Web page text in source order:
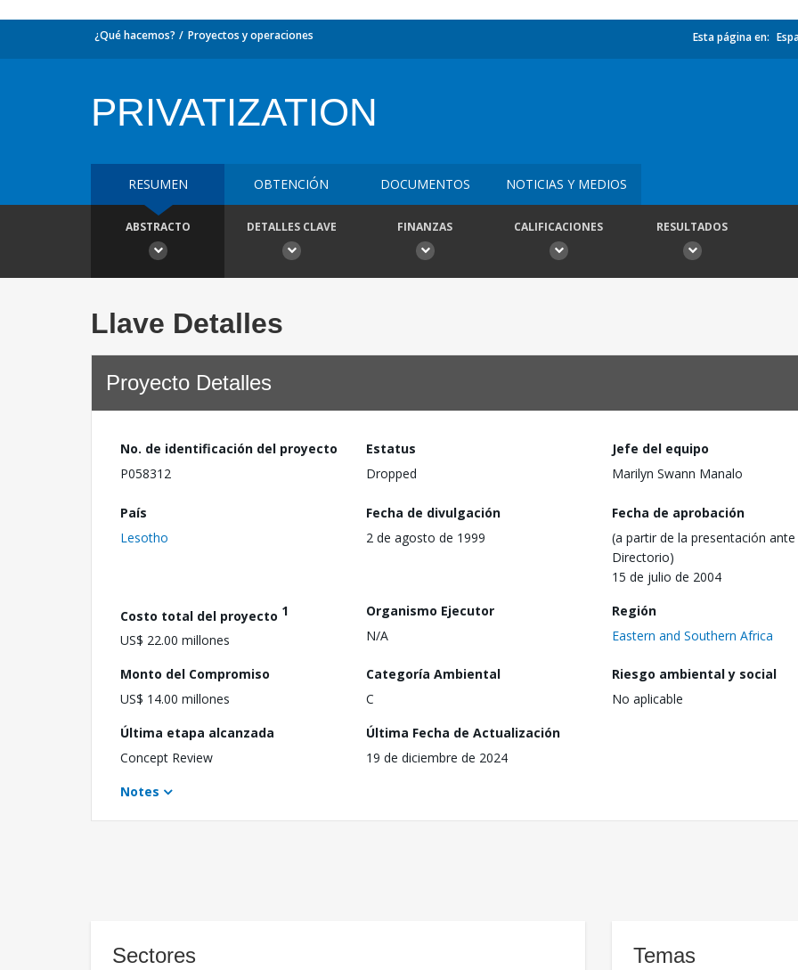
¿Qué hacemos? Proyectos y operaciones Esta página en:
PRIVATIZATION
RESUMEN OBTENCIÓN DOCUMENTOS NOTICIAS Y MEDIOS
ABSTRACTO DETALLES CLAVE FINANZAS CALIFICACIONES RESULTADOS
Llave Detalles
Proyecto Detalles
No. de identificación del proyecto
P058312
Estatus
Dropped
Jefe del equipo
Marilyn Swann Manalo
País
Lesotho
Fecha de divulgación
2 de agosto de 1999
Fecha de aprobación
(a partir de la presentación ante
Directorio)
15 de julio de 2004
Costo total del proyecto 1
US$ 22.00 millones
Organismo Ejecutor
N/A
Región
Eastern and Southern Africa
Monto del Compromiso
US$ 14.00 millones
Categoría Ambiental
C
Riesgo ambiental y social
No aplicable
Última etapa alcanzada
Concept Review
Última Fecha de Actualización
19 de diciembre de 2024
Notes
Sectores Temas